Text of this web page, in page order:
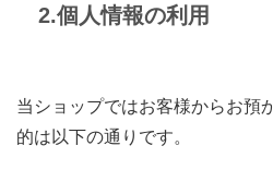
2.個人情報の利用
当ショップではお客様からお預
的は以下の通りです。